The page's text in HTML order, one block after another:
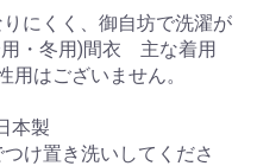
にくく、御自坊で洗濯が
・冬用)間衣 主な着用
はございません。
本製
け置き洗いしてくださ